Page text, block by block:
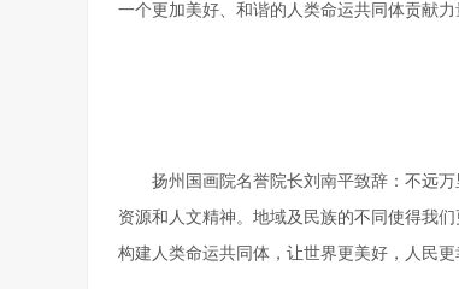
一个更加美好、和谐的人类命运共同体贡献力
扬州国画院名誉院长刘南平致辞：不远
资源和人文精神。地域及民族的不同使得我
构建人类命运共同体，让世界更美好，人民更